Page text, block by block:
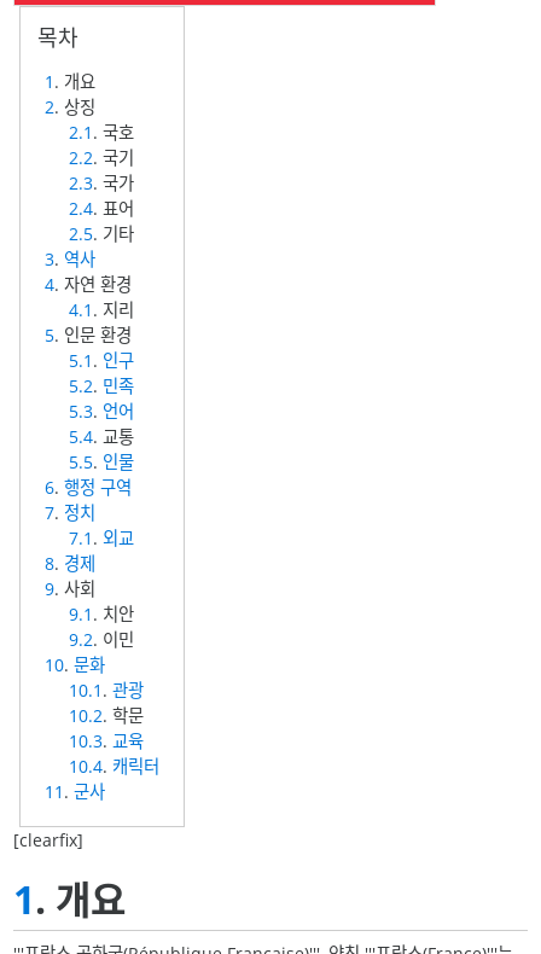
1 . 개요
2. 상징
2.1 . 국호
2.2. 국기
2.3. 국가
2.4. 표어
2.5. 기타
3. 역사
4. 자연 환경
4.1 . 지리
5. 인문 환경
5.1 . 인구
5.2. 민족
5.3. 언어
5.4. 교통
5.5. 인물
6.행정 구역
7. 정치
7.1 .외교
8. 경제
9. 사회
9.1 . 치안
9.2. 이민
10.문화
10.1 .관광
10.2. 학문
10.3.교육
10.4. 캐릭터
11 .군사
[clearfix]
1. 개요